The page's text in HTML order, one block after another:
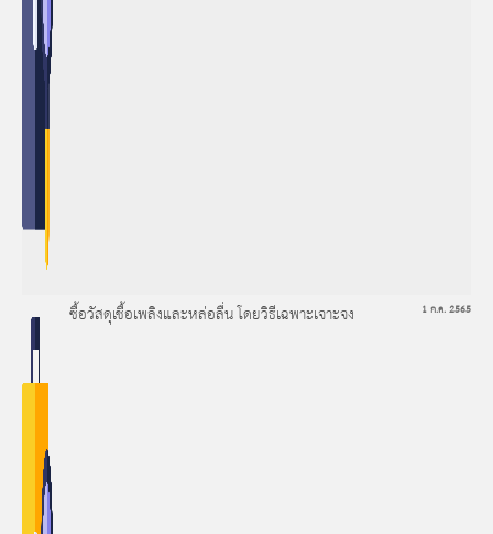
ซื้อวัสดุเชื้อเพลิงและหล่อลื่น โดยวิธีเฉพาะเจาะจง 1 ก.ค. 2565